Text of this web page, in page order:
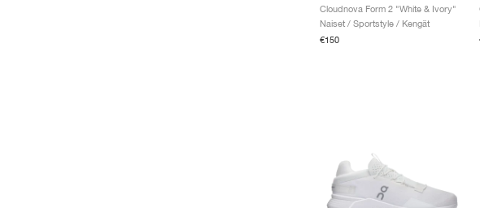
Cloudnova Form 2 "White & Ivory"
Naiset / Sportstyle / Kengät
€150